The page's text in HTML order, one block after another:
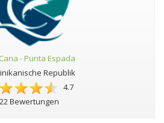
- Punta Espada
Republik
4.7
22 Bewertungen